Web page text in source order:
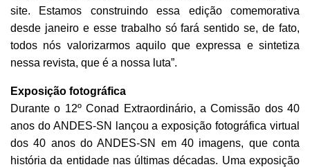
site. Estamos construindo essa edição comemorativa
desde janeiro e esse trabalho só fará sentido se, de fato,
todos nós valorizarmos aquilo que expressa e sintetiza
nessa revista, que é a nossa luta”.
Exposição fotográfica
Durante o 12º Conad Extraordinário, aComissão dos 40
anos do ANDES-SN
lançou aexposição fotográfica virtual
dos 40 anos do ANDES-SN em 40 imagens, que conta
história da entidade nas últimas décadas. Uma exposição